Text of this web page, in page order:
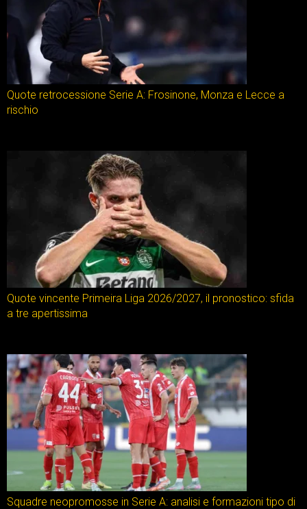
Quote retrocessione Serie A: Frosinone, Monza e Lecce a
rischio
Quote vincente Primeira Liga 2026/2027, il pronostico: sfida
a tre apertissima
Squadre neopromosse in Serie A: analisi e formazioni tipo di